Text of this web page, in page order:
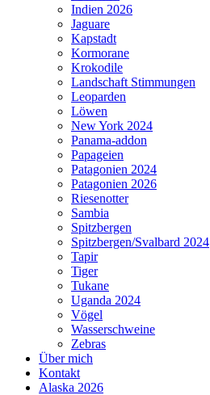
Indien 2026
Jaguare
Kapstadt
Kormorane
Krokodile
Landschaft Stimmungen
Leoparden
Löwen
New York 2024
Panama-addon
Papageien
Patagonien 2024
Patagonien 2026
Riesenotter
Sambia
Spitzbergen
Spitzbergen/Svalbard 2024
Tapir
Tiger
Tukane
Uganda 2024
Vögel
Wasserschweine
Zebras
Über mich
Kontakt
Alaska 2026